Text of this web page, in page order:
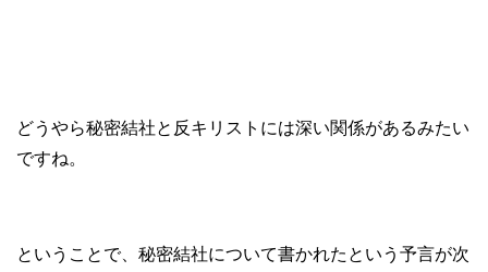
どうやら秘密結社と反キリストには深い関係があるみたい
ですね。
ということで、秘密結社について書かれたという予言が次